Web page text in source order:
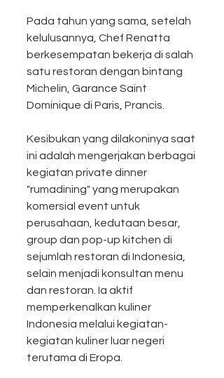
Pada tahun yang sama, setelah
kelulusannya, Chef Renatta
berkesempatan bekerja di salah
satu restoran dengan bintang
Michelin, Garance Saint
Dominique di Paris, Prancis.
Kesibukan yang dilakoninya saat
ini adalah mengerjakan berbagai
kegiatan private dinner
"rumadining" yang merupakan
komersial event untuk
perusahaan, kedutaan besar,
group dan pop-up kitchen di
sejumlah restoran di Indonesia,
selain menjadi konsultan menu
dan restoran. Ia aktif
memperkenalkan kuliner
Indonesia melalui kegiatan-
kegiatan kuliner luar negeri
terutama di Eropa.